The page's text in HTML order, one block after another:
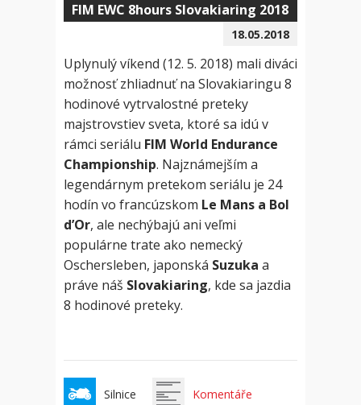
FIM EWC 8hours Slovakiaring 2018
18.05.2018
Uplynulý víkend (12. 5. 2018) mali diváci
možnosť zhliadnuť na Slovakiaringu 8
hodinové vytrvalostné preteky
majstrovstiev sveta, ktoré sa idú v
rámci seriálu FIM World Endurance
Championship. Najznámejším a
legendárnym pretekom seriálu je 24
hodín vo francúzskom Le Mans a Bol
d’Or, ale nechýbajú ani veľmi
populárne trate ako nemecký
Oschersleben, japonská Suzuka a
práve náš Slovakiaring, kde sa jazdia
8 hodinové preteky.
Silnice Komentáře